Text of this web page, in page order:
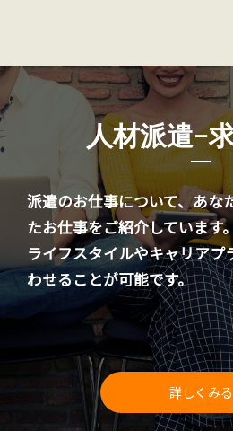
人材派遣−
派遣のお仕事について、あな
たお仕事をご紹介しています
ライフスタイルやキャリアプ
わせることが可能です。
詳しくみる